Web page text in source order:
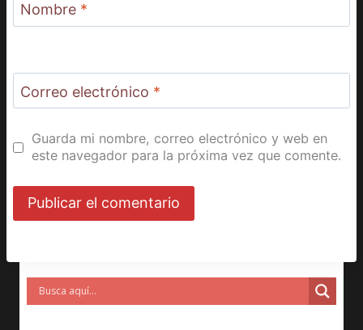
Nombre *
Correo electrónico *
Guarda mi nombre, correo electrónico y web en
este navegador para la próxima vez que comente.